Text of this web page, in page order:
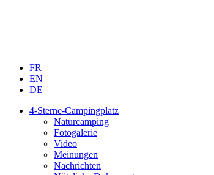
FR
EN
DE
4-Sterne-Campingplatz
Naturcamping
Fotogalerie
Video
Meinungen
Nachrichten